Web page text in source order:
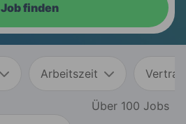
Job finden
Arbeitszeit
Über 100 Jobs